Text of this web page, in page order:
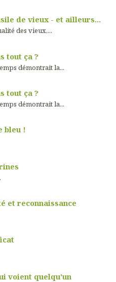
de vieux - et ailleurs...
des vieux,...
tout ça ?
démontrait la...
tout ça ?
démontrait la...
bleu !
et reconnaissance
voient quelqu'un